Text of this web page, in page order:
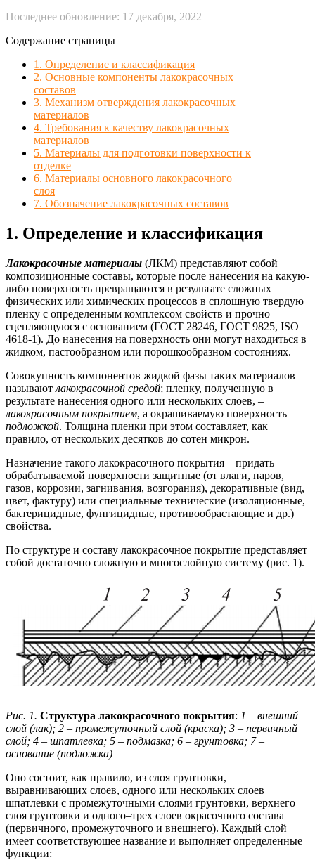
Последнее обновление: 17 декабря, 2022
Содержание страницы
1. Определение и классификация
2. Основные компоненты лакокрасочных
составов
3. Механизм отверждения лакокрасочных
материалов
4. Требования к качеству лакокрасочных
материалов
5. Материалы для подготовки поверхности к
отделке
6. Материалы основного лакокрасочного
слоя
7. Обозначение лакокрасочных составов
1. Определение и классификация
Лакокрасочные материалы (ЛКМ) представляют собой
композиционные составы, которые после нанесения на какую-
либо поверхность превращаются в результате сложных
физических или химических процессов в сплошную твердую
пленку с определенным комплексом свойств и прочно
сцепляющуюся с основанием (ГОСТ 28246, ГОСТ 9825, ISO
4618-1). До нанесения на поверхность они могут находиться в
жидком, пастообразном или порошкообразном состояниях.
Совокупность компонентов жидкой фазы таких материалов
называют лакокрасочной средой; пленку, полученную в
результате нанесения одного или нескольких слоев, –
лакокрасочным покрытием, а окрашиваемую поверхность –
подложкой. Толщина пленки при этом составляет, как
правило, от нескольких десятков до сотен микрон.
Назначение такого лакокрасочного покрытия – придать
обрабатываемой поверхности защитные (от влаги, паров,
газов, коррозии, загнивания, возгорания), декоративные (вид,
цвет, фактуру) или специальные технические (изоляционные,
бактерицидные, фунгицидные, противообрастающие и др.)
свойства.
По структуре и составу лакокрасочное покрытие представляет
собой достаточно сложную и многослойную систему (рис. 1).
Рис. 1. Структура лакокрасочного покрытия: 1 – внешний
слой (лак); 2 – промежуточный слой (краска); 3 – первичный
слой; 4 – шпатлевка; 5 – подмазка; 6 – грунтовка; 7 –
основание (подложка)
Оно состоит, как правило, из слоя грунтовки,
выравнивающих слоев, одного или нескольких слоев
шпатлевки с промежуточными слоями грунтовки, верхнего
слоя грунтовки и одного–трех слоев окрасочного состава
(первичного, промежуточного и внешнего). Каждый слой
имеет соответствующее название и выполняет определенные
функции: